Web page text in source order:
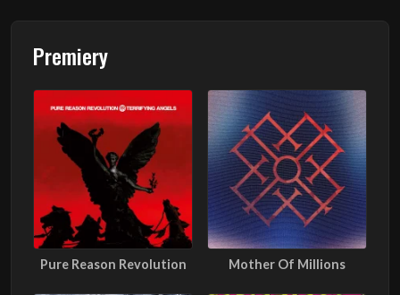
Premiery
Pure Reason Revolution Mother Of Millions